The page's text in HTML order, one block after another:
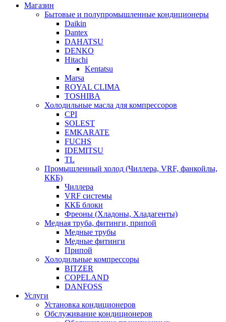
Магазин
Бытовые и полупромышленные кондиционеры
Daikin
Dantex
DAHATSU
DENKO
Hitachi
Kentatsu
Marsa
ROYAL CLIMA
TOSHIBA
Холодильные масла для компрессоров
CPI
SOLEST
EMKARATE
FUCHS
IDEMITSU
TL
Промышленный холод (Чиллера, VRF, фанкойлы,
ККБ)
Чиллера
VRF системы
ККБ блоки
Фреоны (Хладоны, Хладагенты)
Медная труба, фитинги, припой
Медные трубы
Медные фитинги
Припой
Холодильные компрессоры
BITZER
COPELAND
DANFOSS
Услуги
Установка кондиционеров
Обслуживание кондиционеров